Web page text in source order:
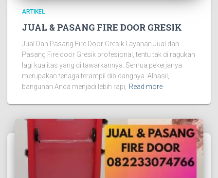
ARTIKEL
JUAL & PASANG FIRE DOOR GRESIK
Jual Dan Pasang Fire Door Gresik Layanan Jual dan
Pasang Fire door Gresik profesional, tentu tak di ragukan
lagi kualitas yang di tawarkannya. Semua pekerjanya
merupakan tenaga terampil dibidangnya. Alhasil,
bangunan Anda menjadi lebih rapi,
Read more